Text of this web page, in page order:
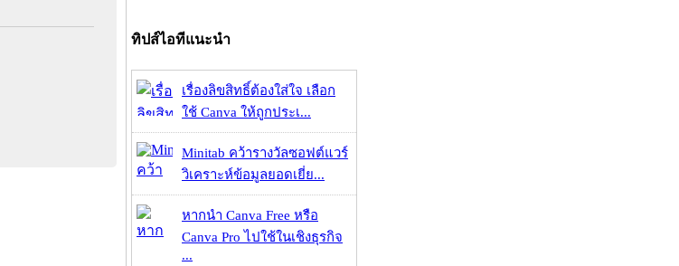
ทิปส์ไอทีแนะนำ
เรื่องลิขสิทธิ์ต้องใส่ใจ เลือก
ใช้ Canva ให้ถูกประเ...
Minitab คว้ารางวัลซอฟต์แวร์
วิเคราะห์ข้อมูลยอดเยี่ย...
หากนำ Canva Free หรือ
Canva Pro ไปใช้ในเชิงธุรกิจ
...